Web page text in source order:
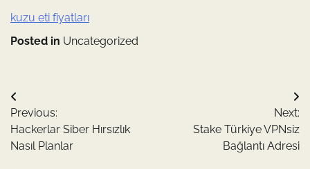
kuzu eti fiyatları
Posted in Uncategorized
Yazı
gezinmesi
Previous:
Hackerlar Siber Hırsızlık
Nasıl Planlar
Next:
Stake Türkiye VPNsiz
Bağlantı Adresi